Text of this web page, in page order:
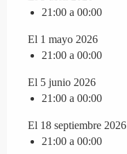
21:00 a 00:00
El 1 mayo 2026
21:00 a 00:00
El 5 junio 2026
21:00 a 00:00
El 18 septiembre 2026
21:00 a 00:00